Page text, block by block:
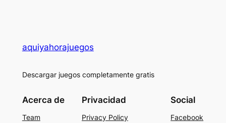
aquiyahorajuegos
Descargar juegos completamente gratis
Acerca de
Team
Privacidad
Privacy Policy
Social
Facebook